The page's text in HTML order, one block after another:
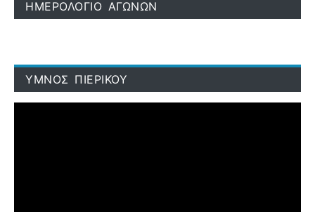
ΗΜΕΡΟΛΟΓΙΟ ΑΓΩΝΩΝ
ΥΜΝΟΣ ΠΙΕΡΙΚΟΥ